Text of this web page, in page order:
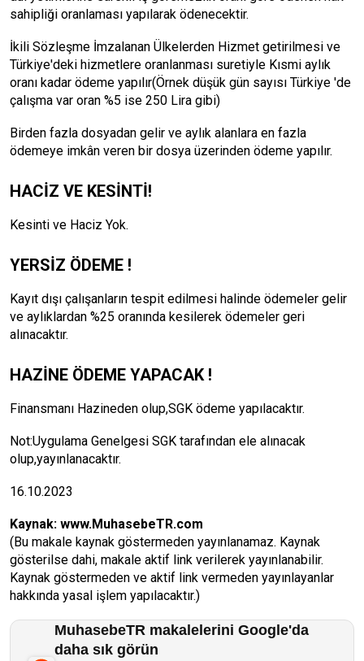
sahipliği oranlaması yapılarak ödenecektir.
İkili Sözleşme İmzalanan Ülkelerden Hizmet getirilmesi ve
Türkiye'deki hizmetlere oranlanması suretiyle Kısmi aylık
oranı kadar ödeme yapılır(Örnek düşük gün sayısı Türkiye 'de
çalışma var oran %5 ise 250 Lira gibi)
Birden fazla dosyadan gelir ve aylık alanlara en fazla
ödemeye imkân veren bir dosya üzerinden ödeme yapılır.
HACİZ VE KESİNTİ!
Kesinti ve Haciz Yok.
YERSİZ ÖDEME !
Kayıt dışı çalışanların tespit edilmesi halinde ödemeler gelir
ve aylıklardan %25 oranında kesilerek ödemeler geri
alınacaktır.
HAZİNE ÖDEME YAPACAK !
Finansmanı Hazineden olup,SGK ödeme yapılacaktır.
Not:Uygulama Genelgesi SGK tarafından ele alınacak
olup,yayınlanacaktır.
16.10.2023
Kaynak: www.MuhasebeTR.com
(Bu makale kaynak göstermeden yayınlanamaz. Kaynak
gösterilse dahi, makale aktif link verilerek yayınlanabilir.
Kaynak göstermeden ve aktif link vermeden yayınlayanlar
hakkında yasal işlem yapılacaktır.)
MuhasebeTR makalelerini Google'da
daha sık görün